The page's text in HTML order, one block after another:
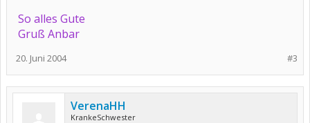
So alles Gute
Gruß Anbar
#3
20. Juni 2004
VerenaHH
KrankeSchwester